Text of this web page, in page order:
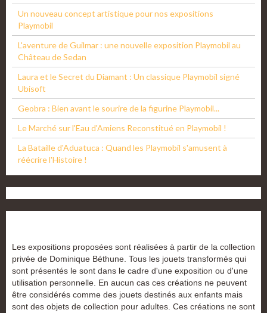
Un nouveau concept artistique pour nos expositions
Playmobil
L'aventure de Guilmar : une nouvelle exposition Playmobil au
Château de Sedan
Laura et le Secret du Diamant : Un classique Playmobil signé
Ubisoft
Geobra : Bien avant le sourire de la figurine Playmobil...
Le Marché sur l'Eau d'Amiens Reconstitué en Playmobil !
La Bataille d'Aduatuca : Quand les Playmobil s'amusent à
réécrire l'Histoire !
Les expositions proposées sont réalisées à partir de la collection
privée de Dominique Béthune. Tous les jouets transformés qui
sont présentés le sont dans le cadre d'une exposition ou d'une
utilisation personnelle. En aucun cas ces créations ne peuvent
être considérés comme des jouets destinés aux enfants mais
sont des objets de collection pour adultes. Ces créations ne sont